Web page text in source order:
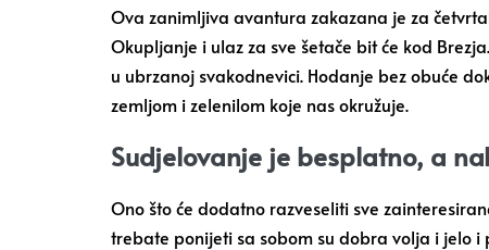
Ova zanimljiva avantura zakazana je za
Okupljanje i ulaz za sve šetače bit će kod
u ubrzanoj svakodnevici. Hodanje bez obuće
zemljom i zelenilom koje nas okružuje.
Sudjelovanje je besplatno, a
Ono što će dodatno razveseliti sve
trebate ponijeti sa sobom su dobra volja i jelo i